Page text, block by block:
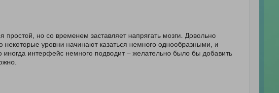
простой, но со временем заставляет напрягать мозги. Довольно
некоторые уровни начинают казаться немного однообразными, и
иногда интерфейс немного подводит – желательно было бы добавить